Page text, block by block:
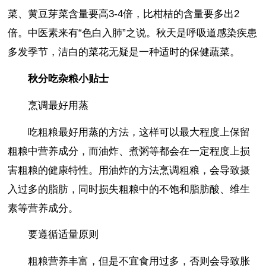
菜、黄豆芽菜含量要高3-4倍，比柑桔的含量要多出2
倍。中医素来有“色白入肺”之说。秋天是呼吸道感染疾患
多发季节，洁白的菜花无疑是一种适时的保健蔬菜。
秋分吃杂粮小贴士
烹调最好用蒸
吃粗粮最好用蒸的方法，这样可以最大程度上保留
粗粮中营养成分，而油炸、煮粥等都会在一定程度上损
害粗粮的健康特性。用油炸的方法烹调粗粮，会导致摄
入过多的脂肪，同时损失粗粮中的不饱和脂肪酸、维生
素等营养成分。
要遵循适量原则
粗粮营养丰富，但是不宜食用过多，否则会导致胀